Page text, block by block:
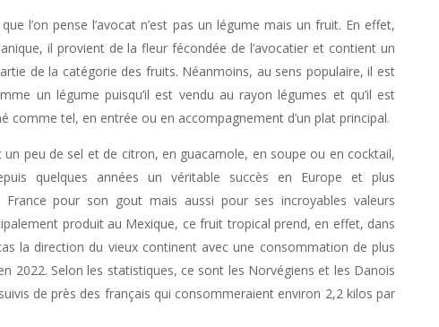
l’on pense l’avocat n’est pas un légume mais un fruit. En effet,
il provient de la fleur fécondée de l’avocatier et contient un
de la catégorie des fruits. Néanmoins, au sens populaire, il est
un légume puisqu’il est vendu au rayon légumes et qu’il est
comme tel, en entrée ou en accompagnement d’un plat principal.
un peu de sel et de citron, en guacamole, en soupe ou en cocktail,
quelques années un véritable succès en Europe et plus
France pour son gout mais aussi pour ses incroyables valeurs
produit au Mexique, ce fruit tropical prend, en effet, dans
la direction du vieux continent avec une consommation de plus
2022. Selon les statistiques, ce sont les Norvégiens et les Danois
de près des français qui consommeraient environ 2,2 kilos par